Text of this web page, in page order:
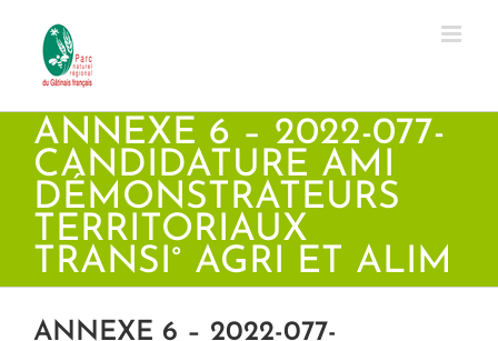
contenu
ANNEXE 6 – 2022-077-
CANDIDATURE AMI
DÉMONSTRATEURS
TERRITORIAUX
TRANSI° AGRI ET ALIM
ANNEXE 6 – 2022-077-